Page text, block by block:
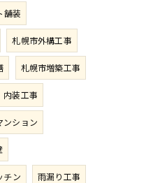
舗装
札幌市外構工事
札幌市増築工事
内装工事
ンション
チン 雨漏り工事